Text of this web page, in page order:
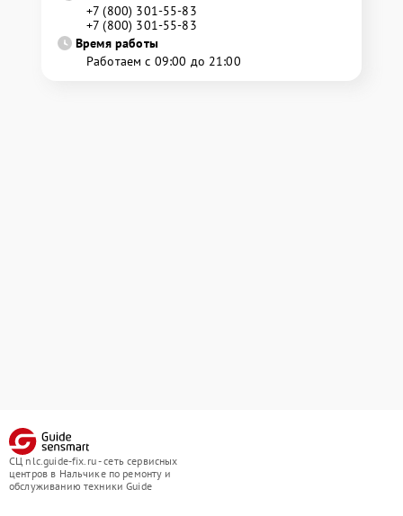
+7 (800) 301-55-83
+7 (800) 301-55-83
Время работы
Работаем с 09:00 до 21:00
СЦ nlc.guide-fix.ru - сеть сервисных
центров в Нальчике по ремонту и
обслуживанию техники Guide